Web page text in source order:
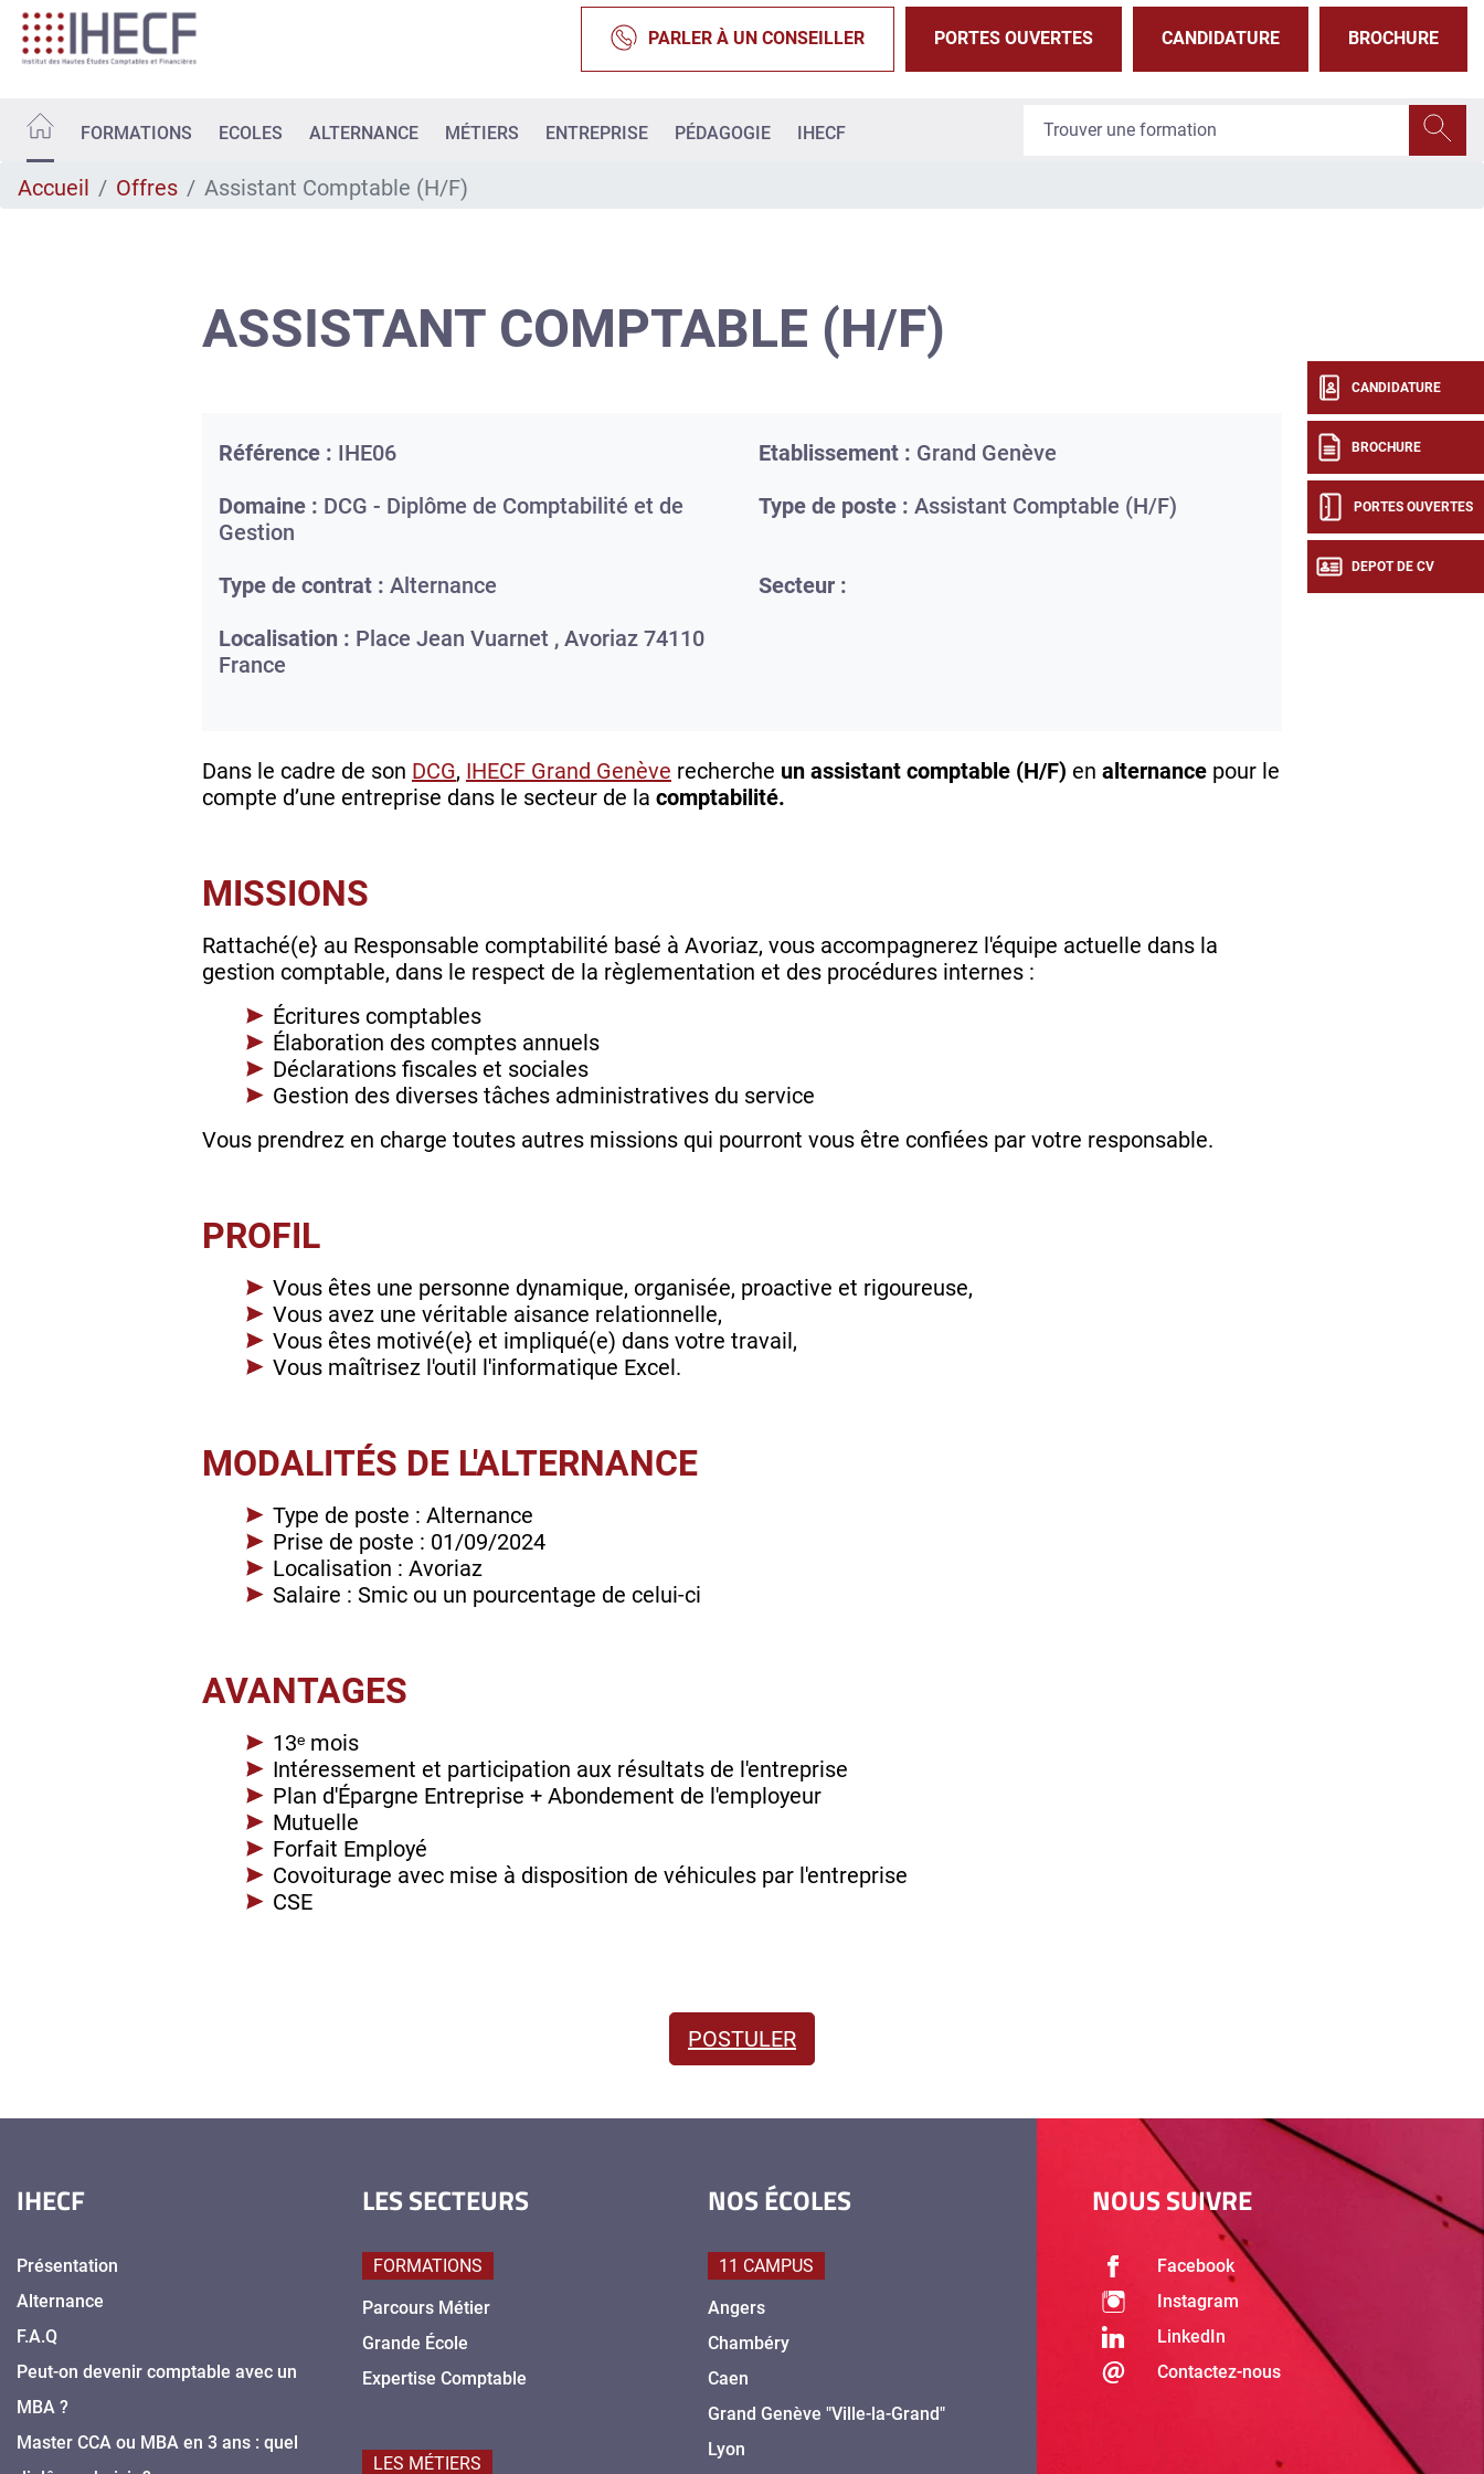
Aller
contenu
PARLER À UN CONSEILLER PORTES OUVERTES CANDIDATURE BROCHURE
FORMATIONS ECOLES ALTERNANCE MÉTIERS ENTREPRISE PÉDAGOGIE IHECF
CANDIDATURE
BROCHURE
PORTES OUVERTES
DEPOT DE CV
Accueil Offres Assistant Comptable (H/F)
ASSISTANT COMPTABLE (H/F)
Référence : IHE06 Etablissement : Grand Genève
Domaine : DCG - Diplôme de Comptabilité et de
Gestion
Type de poste : Assistant Comptable (H/F)
Type de contrat : Alternance
Secteur :
Localisation : Place Jean Vuarnet , Avoriaz 74110
France
Dans le cadre de son DCG, IHECF Grand Genève recherche un assistant comptable (H/F) en alternance pour le
compte d’une entreprise dans le secteur de la comptabilité.
MISSIONS
Rattaché(e} au Responsable comptabilité basé à Avoriaz, vous accompagnerez l'équipe actuelle dans la
gestion comptable, dans le respect de la règlementation et des procédures internes :
Écritures comptables
Élaboration des comptes annuels
Déclarations fiscales et sociales
Gestion des diverses tâches administratives du service
Vous prendrez en charge toutes autres missions qui pourront vous être confiées par votre responsable.
PROFIL
Vous êtes une personne dynamique, organisée, proactive et rigoureuse,
Vous avez une véritable aisance relationnelle,
Vous êtes motivé(e} et impliqué(e) dans votre travail,
Vous maîtrisez l'outil l'informatique Excel.
MODALITÉS DE L'ALTERNANCE
Type de poste : Alternance
Prise de poste : 01/09/2024
Localisation : Avoriaz
Salaire : Smic ou un pourcentage de celui-ci
AVANTAGES
13ᵉ mois
Intéressement et participation aux résultats de l'entreprise
Plan d'Épargne Entreprise + Abondement de l'employeur
Mutuelle
Forfait Employé
Covoiturage avec mise à disposition de véhicules par l'entreprise
CSE
POSTULER
IHECF
Présentation
Alternance
F.A.Q
Peut-on devenir comptable avec un
MBA ?
Master CCA ou MBA en 3 ans : quel
LES SECTEURS
FORMATIONS
Parcours Métier
Grande École
Expertise Comptable
LES MÉTIERS
NOS ÉCOLES
11 CAMPUS
Angers
Chambéry
Caen
Grand Genève "Ville-la-Grand"
Lyon
NOUS SUIVRE
Facebook
Instagram
LinkedIn
Contactez-nous